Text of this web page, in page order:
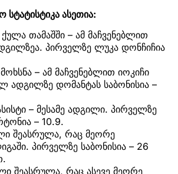
სტატისტიკა ასეთია:
თამაშში – ამ მაჩვენებლით
პირველზე ლუკა დონჩიჩია
– ამ მაჩვენებლით იოკიჩი
ადგილზე დომანტას საბონისია –
– მესამე ადგილი. პირველზე
– 10.9.
შეასრულა, რაც მეორე
პირველზე საბონისია – 26
შეასრულა, რაც ასევე მეორე